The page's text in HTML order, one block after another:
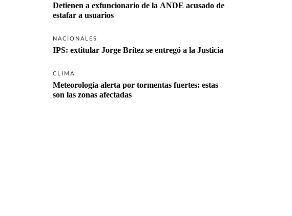
Detienen a exfuncionario de la ANDE acusado de
estafar a usuarios
NACIONALES
IPS: extitular Jorge Brítez se entregó a la Justicia
CLIMA
Meteorología alerta por tormentas fuertes: estas
son las zonas afectadas